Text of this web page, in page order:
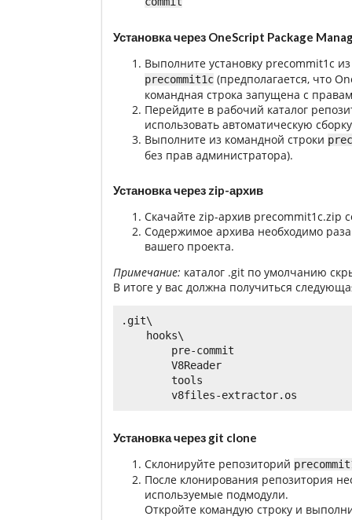
Установка через OneScript Package
Выполните установку precommit1c
precommit1c(предполагается, что
командная строка запущена с
Перейдите в рабочий каталог
использовать автоматическую
Выполните из командной строки
без прав администратора).
Установка через zip-архив
Скачайте zip-архив precommit1c.zip
Содержимое архива необходимо
вашего проекта.
Примечание: каталог .git по умолчанию
В итоге у вас должна получиться
.git\
    hooks\
        pre-commit
        V8Reader
        tools
Установка через git clone
Склонируйте репозиторий
После клонирования репозитория
используемые подмодули.
Откройте командую строку и